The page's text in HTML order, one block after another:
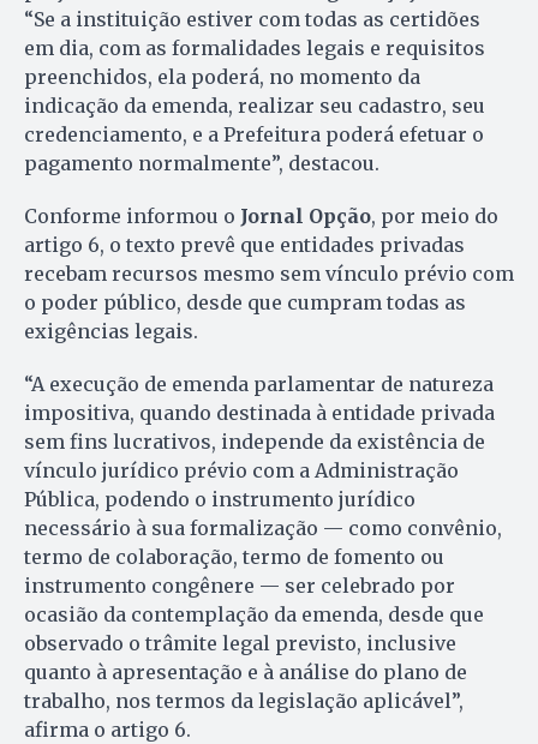
“Se a instituição estiver com todas as certidões
em dia, com as formalidades legais e requisitos
preenchidos, ela poderá, no momento da
indicação da emenda, realizar seu cadastro, seu
credenciamento, e a Prefeitura poderá efetuar o
pagamento normalmente”, destacou.
Conforme informou o Jornal Opção, por meio do
artigo 6, o texto prevê que entidades privadas
recebam recursos mesmo sem vínculo prévio com
o poder público, desde que cumpram todas as
exigências legais.
“A execução de emenda parlamentar de natureza
impositiva, quando destinada à entidade privada
sem fins lucrativos, independe da existência de
vínculo jurídico prévio com a Administração
Pública, podendo o instrumento jurídico
necessário à sua formalização — como convênio,
termo de colaboração, termo de fomento ou
instrumento congênere — ser celebrado por
ocasião da contemplação da emenda, desde que
observado o trâmite legal previsto, inclusive
quanto à apresentação e à análise do plano de
trabalho, nos termos da legislação aplicável”,
afirma o artigo 6.